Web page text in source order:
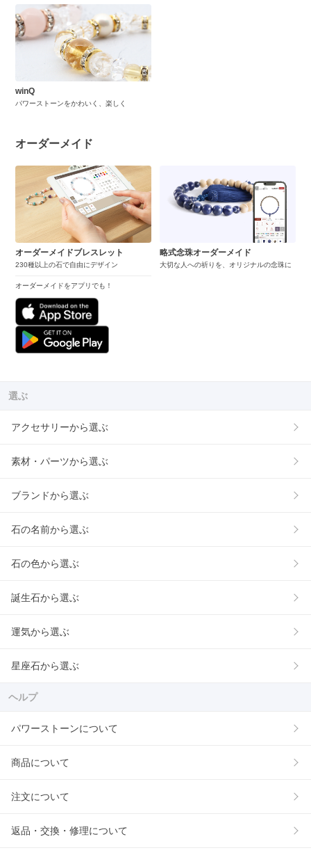
winQ
パワーストーンをかわいく、楽しく
オーダーメイド
オーダーメイドブレスレット
230種以上の石で自由にデザイン
オーダーメイドをアプリでも！
略式念珠オーダーメイド
大切な人への祈りを、オリジナルの念珠に
選ぶ
アクセサリーから選ぶ
素材・パーツから選ぶ
ブランドから選ぶ
石の名前から選ぶ
石の色から選ぶ
誕生石から選ぶ
運気から選ぶ
星座石から選ぶ
ヘルプ
パワーストーンについて
商品について
注文について
返品・交換・修理について